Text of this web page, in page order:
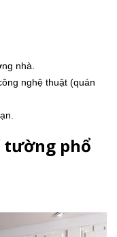
nhà.
nghệ thuật (quán
tường phổ